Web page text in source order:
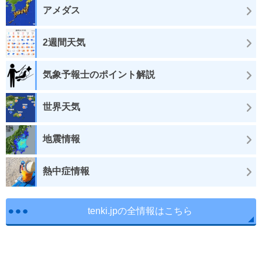
アメダス
2週間天気
気象予報士のポイント解説
世界天気
地震情報
熱中症情報
tenki.jpの全情報はこちら